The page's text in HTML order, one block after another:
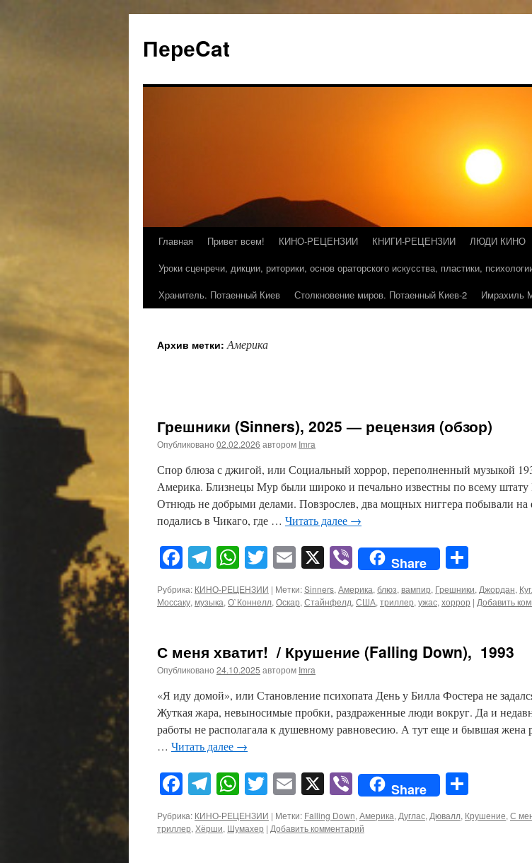
ПереCat
Главная Привет всем! КИНО-РЕЦЕНЗИИ КНИГИ-РЕЦЕНЗИИ ЛЮДИ КИНО
Уроки сценречи, дикции, риторики, основ ораторского искусства, пластики,
Хранитель. Потаенный Киев
Столкновение миров. Потаенный Киев-2
Архив метки:Америка
Грешники (Sinners), 2025 — рецензия (обзор)
Опубликовано 02.02.2026 автором Imra
Спор блюза с джигой, или Социальный хоррор, переполненный музыкой
Америка. Близнецы Мур были широко и печально известны по всему
Отнюдь не добрыми делами. Повзрослев, два мощных ниггера побывали на
подались в Чикаго, где … Читать далее →
Facebook
Telegram
WhatsApp
Twitter
Email
X ViberShare
Рубрика: КИНО-РЕЦЕНЗИИ | Метки:Sinners,Америка,блюз,вампир, Грешники,Джордан,
Моссаку,музыка,О`Коннелл,Оскар,Стайнфелд,США,триллер,ужас,хоррор | Добавить
С меня хватит! / Крушение (Falling Down), 1993
Опубликовано 24.10.2025 автором Imra
«Я иду домой», или Становление психопата День у Билла Фостера не
Жуткая жара, невыносимые пробки, раздраженные люди вокруг. Да и
работы не располагала к душевному равновесию. А тут еще и бывшая жена
… Читать далее →
Facebook
Telegram
WhatsApp
Twitter
Email
X ViberShare
Рубрика: КИНО-РЕЦЕНЗИИ | Метки: Falling Down, Америка, Дуглас, Дювалл, Крушение, С
триллер, Хёрши, Шумахер | Добавить комментарий